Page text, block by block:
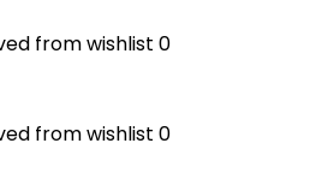
from wishlist 0
from wishlist 0